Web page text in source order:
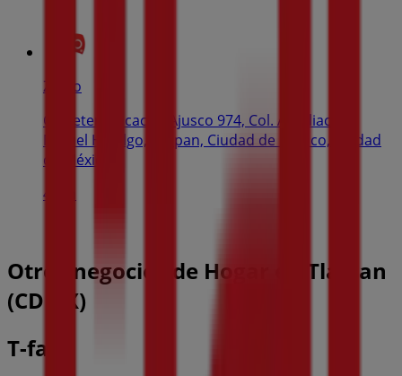
Zorro
Carretera Picacho Ajusco 974, Col. Ampliación
Miguel Hidalgo, Tlalpan, Ciudad de México, Ciudad
de México
46 m
Otros negocios de Hogar en Tlalpan
(CDMX)
T-fal